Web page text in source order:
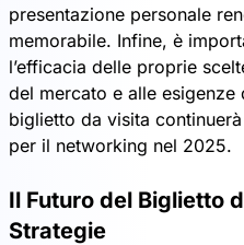
presentazione personale
memorabile. Infine, è
l’efficacia delle proprie
del mercato e alle
biglietto da visita
per il networking nel 2025.
Il Futuro del Biglietto
Strategie